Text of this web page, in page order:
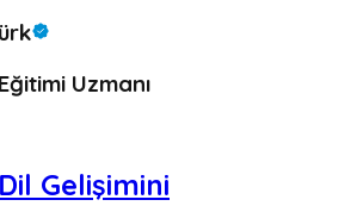
Uzmanı
Gelişimini